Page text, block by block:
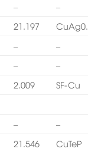
–
–
21.197
–
–
–
–
2.009 SF-Cu
–
–
21.546
CuTeP